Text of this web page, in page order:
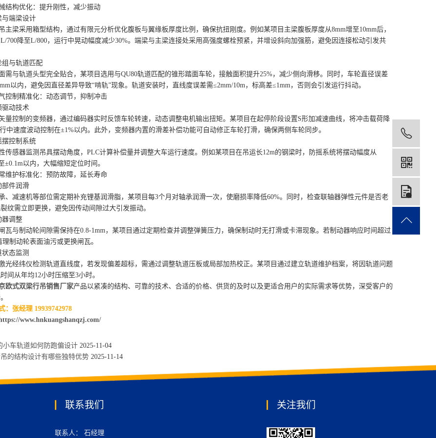
构优化：提升刚性，减少振动
端梁设计
梁采用箱型结构，通过有限元分析优化腹板与翼缘板厚度比例，确保抗扭刚度。例如某项目主梁腹板厚度从8mm增至10mm后，
700降至L/800，运行中晃动幅度减少30%。端梁与主梁连接处采用高强度螺栓预紧，并增设斜向加强筋，避免因连接松动引发共
与轨道匹配
与轨道头型完全贴合，某项目选用与QU80轨道匹配的锥形踏面车轮，接触面积提升25%，减少侧向滑移。同时，车轮直径误差
以内，避免因直径差异导致“啃轨”现象。轨道安装时，直线度误差需≤2mm/10m，标高差≤1mm，否则会引发运行抖动。
制精准化：动态调节，抑制冲击
动技术
控制的变频器，通过编码器实时反馈车轮转速，动态调整电机输出扭矩。某项目在起停阶段设置S形加减速曲线，将冲击载荷降
中速度波动控制在±1%以内。此外，变频器内置的滑差补偿功能可自动修正车轮打滑，确保两侧车轮同步。
控制系统
感器监测吊具摆动角度，PLC计算补偿量并调整大车运行速度。例如某项目在吊运长12m的钢梁时，防摇系统将摆动幅度从
±0.1m以内，大幅缩短定位时间。
护标准化：预防故障，延长寿命
件润滑
减速机等部位需定期补充锂基润滑脂，某项目每3个月对轴承润滑一次，使磨损率降低60%。同时，检查联轴器弹性元件是否老
纹需立即更换，避免因传动间隙过大引发振动。
调整
与制动轮间隙需保持在0.8-1mm，某项目通过定期检查并调整弹簧压力，确保制动时无打滑或卡滞现象。若制动器响应时间超过
理制动轮表面油污或更换闸瓦。
态监测
经纬仪检测轨道直线度，若发现偏差超标，需通过调整轨道压板或局部加热校正。某项目通过建立轨道维护档案，将因轨道问题
间从年均12小时压缩至3小时。
欧式双梁行吊销售厂家产品以紧凑的结构、可靠的技术、合适的价格、供货的及时以及更适合用户的实际需求等优势，深受客户的
：张经理 19939742978
www.hnkuangshanqzj.com/
小车轨道如何防跑偏设计 2025-11-04
的结构设计有哪些独特优势 2025-11-14
联系我们
联系人： 石经理
关注我们